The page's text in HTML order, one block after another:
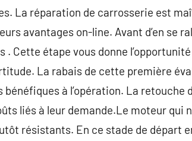
La réparation de carrosserie est
avantages on-line. Avant d’en se
. Cette étape vous donne
La rabais de cette première
bénéfiques à l’opération. La
liés à leur demande.Le moteur
résistants. En ce stade de départ